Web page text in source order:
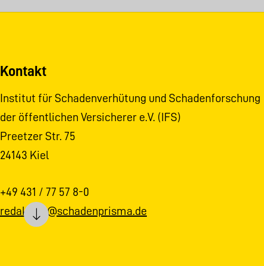
Kontakt
Institut für Schadenverhütung und Schadenforschung
der öffentlichen Versicherer e.V. (IFS)
Preetzer Str. 75
24143 Kiel
+49 431 / 77 57 8-0
redaktion@schadenprisma.de